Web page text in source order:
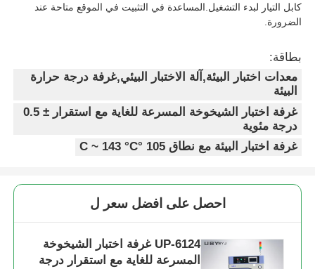
كابل التيار لبدء التشغيل.المساعدة في التثبيت في الموقع متاحة عند
الضرورة.
بطاقة:
معدات اختبار البيئة,آلة الاختبار البيئي,غرفة درجة حرارة
البيئة
غرفة اختبار الشيخوخة المسرعة للغاية مع استقرار ± 0.5
درجة مئوية
غرفة اختبار البيئة مع نطاق 105 °C ~ 143 °C
احصل على افضل سعر ل
UP-6124 غرفة اختبار الشيخوخة
المسرعة للغاية مع استقرار درجة